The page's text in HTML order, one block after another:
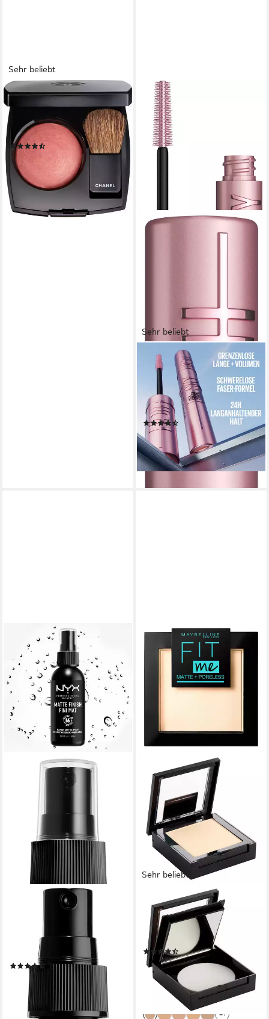
Sehr beliebt
CHANEL
Rouge Joues Contraste, 2-
tlg., Mit Naturhaarpinsel, Für
eine frische Ausstrahlung
(57)
49,99 €
(12.497,50 €/ 1 kg)
lieferbar - in 1-2 Werktagen bei dir
Sehr beliebt
MAYBELLINE NEW YORK
Mascara LASH
SENSATIONAL SKY HIGH
Waterproof, schafft volles
Volumen und extreme Länge
(742)
12,99 €
(1.353,13 €/ 1 l)
lieferbar - in 1-2 Werktagen bei dir
+7
NYX PROFESSIONAL MAKEUP
Primer MAKE UP SETTING
SPRAY, leicht, fixiert das
Make-Up, geeignet für jeden
Hauttypen.
(17)
ab 7,99 €
(133,17 €/ 1 l)
lieferbar - in 1-2 Werktagen bei dir
Sehr beliebt
MAYBELLINE NEW YORK
Puder FIT ME! COMPACT
POWDER, mit
langanhaltender Formel
(480)
ab 6,85 € UVP7,99 €
(761,11 €/ 1 kg)
-14%
lieferbar - in 1-2 Werktagen bei dir
+1